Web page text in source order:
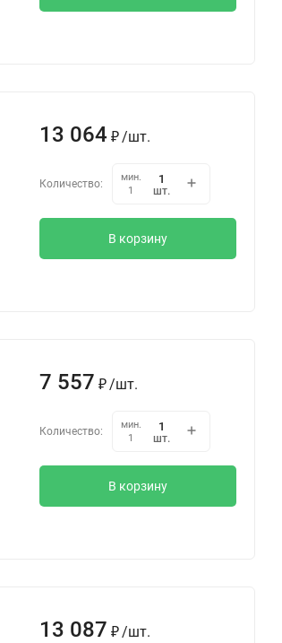
13 064 ₽/шт.
Количество:
мин.
1
шт.
В корзину
7 557 ₽/шт.
Количество:
мин.
1
шт.
В корзину
13 087 ₽/шт.